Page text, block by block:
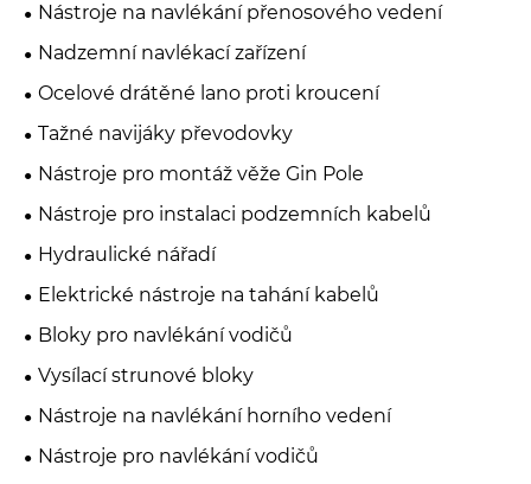
Nástroje na navlékání přenosového vedení
Nadzemní navlékací zařízení
Ocelové drátěné lano proti kroucení
Tažné navijáky převodovky
Nástroje pro montáž věže Gin Pole
Nástroje pro instalaci podzemních kabelů
Hydraulické nářadí
Elektrické nástroje na tahání kabelů
Bloky pro navlékání vodičů
Vysílací strunové bloky
Nástroje na navlékání horního vedení
Nástroje pro navlékání vodičů